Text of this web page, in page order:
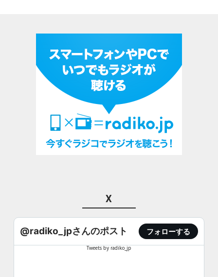
X
@radiko_jpさんのポスト フォローする
Tweets by radiko_jp